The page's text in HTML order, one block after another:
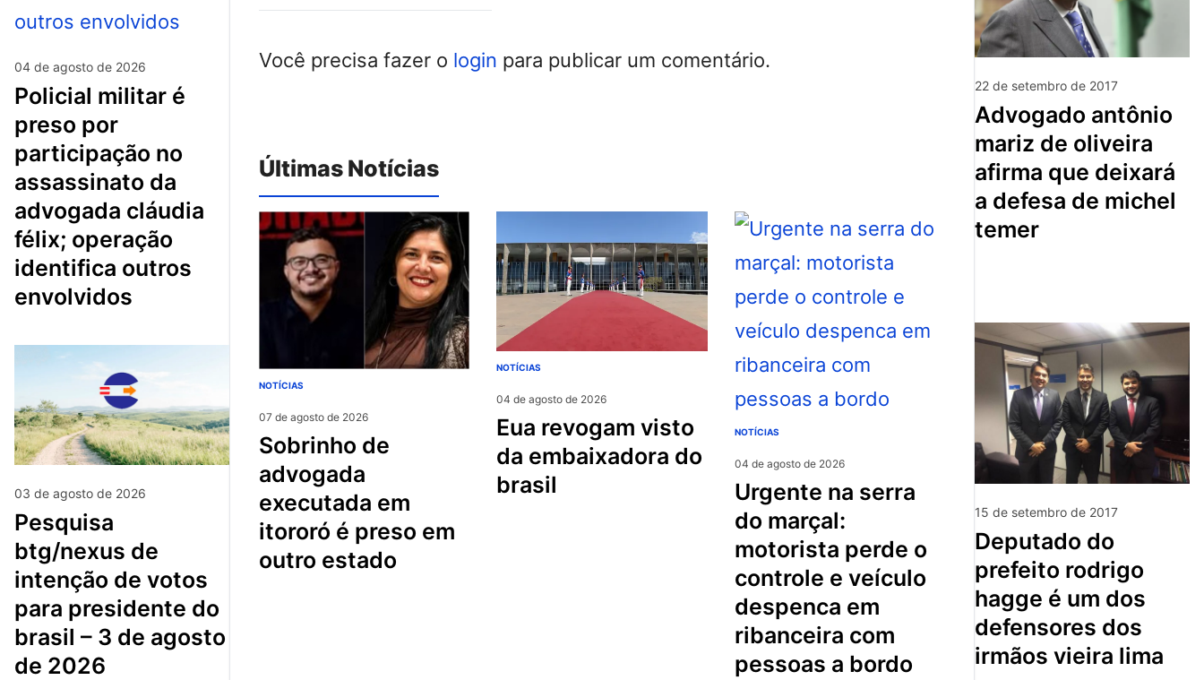
04 de agosto de 2026
policial militar é
preso por
participação no
assassinato da
advogada cláudia
félix; operação
identifica outros
envolvidos
03 de agosto de 2026
pesquisa
btg/nexus de
intenção de votos
para presidente do
brasil – 3 de agosto
de 2026
Você precisa fazer o login para publicar um comentário.
Últimas Notícias
NOTÍCIAS
07 de agosto de 2026
sobrinho de
advogada
executada em
itororó é preso em
outro estado
NOTÍCIAS
04 de agosto de 2026
eua revogam visto
da embaixadora do
brasil
NOTÍCIAS
04 de agosto de 2026
urgente na serra
do marçal:
motorista perde o
controle e veículo
despenca em
ribanceira com
pessoas a bordo
22 de setembro de 2017
advogado antônio
mariz de oliveira
afirma que deixará
a defesa de michel
temer
15 de setembro de 2017
deputado do
prefeito rodrigo
hagge é um dos
defensores dos
irmãos vieira lima